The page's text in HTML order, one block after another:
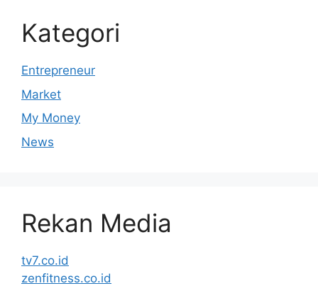
Kategori
Entrepreneur
Market
My Money
News
Rekan Media
tv7.co.id
zenfitness.co.id